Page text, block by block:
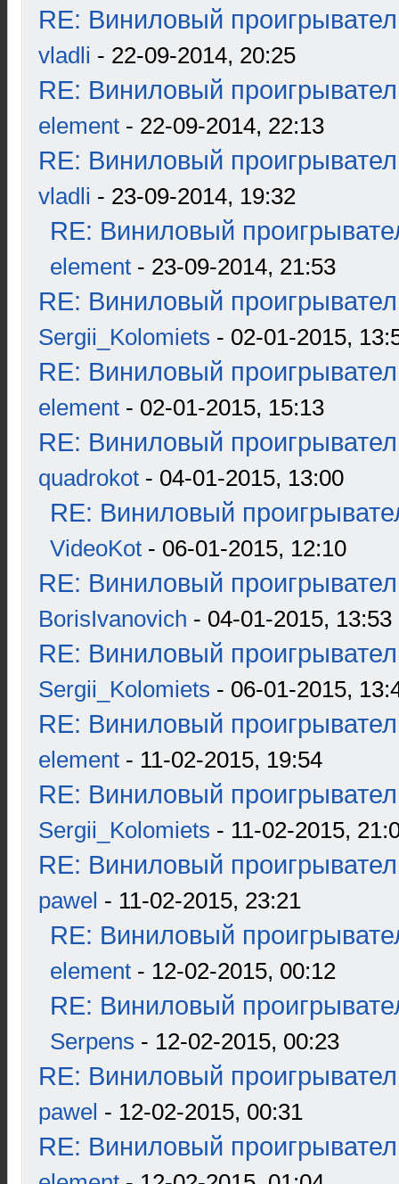
RE: Виниловый
vladli - 22-09-2014, 20:25
RE: Виниловый
element - 22-09-2014, 22:13
RE: Виниловый
vladli - 23-09-2014, 19:32
RE: Виниловый
element - 23-09-2014, 21:53
RE: Виниловый
Sergii_Kolomiets - 02-01-2015,
RE: Виниловый
element - 02-01-2015, 15:13
RE: Виниловый
quadrokot - 04-01-2015, 13:00
RE: Виниловый
VideoKot - 06-01-2015, 12:10
RE: Виниловый
BorisIvanovich - 04-01-2015, 13:53
RE: Виниловый
Sergii_Kolomiets - 06-01-2015,
RE: Виниловый
element - 11-02-2015, 19:54
RE: Виниловый
Sergii_Kolomiets - 11-02-2015,
RE: Виниловый
pawel - 11-02-2015, 23:21
RE: Виниловый
element - 12-02-2015, 00:12
RE: Виниловый
Serpens - 12-02-2015, 00:23
RE: Виниловый
pawel - 12-02-2015, 00:31
RE: Виниловый